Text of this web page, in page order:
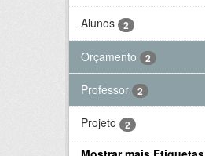
Alunos 2
Orçamento 2
Professor 2
Projeto 2